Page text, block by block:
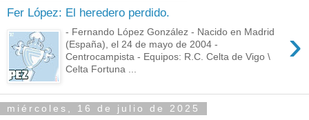
Fer López: El heredero perdido.
›
- Fernando López González - Nacido en Madrid
(España), el 24 de mayo de 2004 -
Centrocampista - Equipos: R.C. Celta de Vigo \
Celta Fortuna ...
miércoles, 16 de julio de 2025